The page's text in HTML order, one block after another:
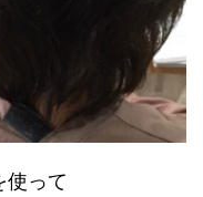
使って